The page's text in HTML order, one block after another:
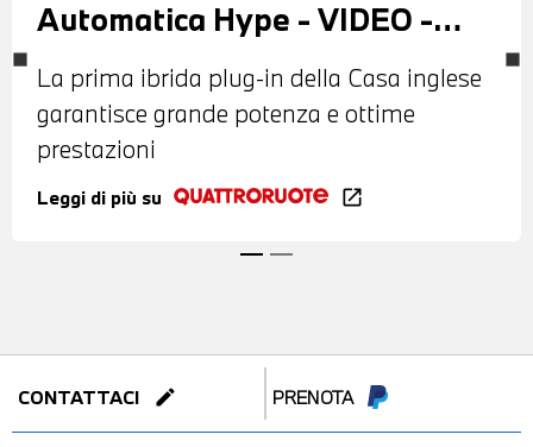
Automatica Hype - VIDEO -
Mini Countryman
La prima ibrida plug-in della Casa inglese
garantisce grande potenza e ottime
prestazioni
Leggi di più su open_in_new
CONTATTACI edit PRENOTA